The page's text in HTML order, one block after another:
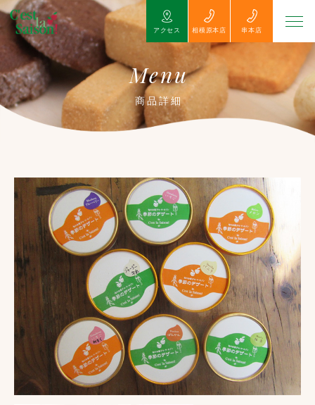
アクセス 相模原本店 串本店
Menu
商品詳細